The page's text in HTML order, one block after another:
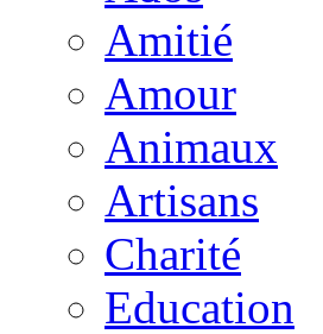
Amitié
Amour
Animaux
Artisans
Charité
Education